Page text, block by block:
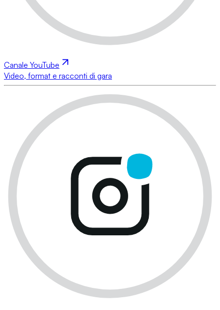
Canale YouTube
Video, format e racconti di gara